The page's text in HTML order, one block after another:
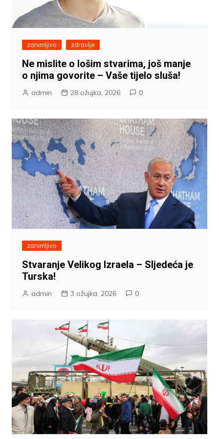
zanimljivo zdravlje
Ne mislite o lošim stvarima, još manje
o njima govorite – Vaše tijelo sluša!
admin 28 ožujka, 2026 0
zanimljivo
Stvaranje Velikog Izraela – Sljedeća je
Turska!
admin 3 ožujka, 2026 0